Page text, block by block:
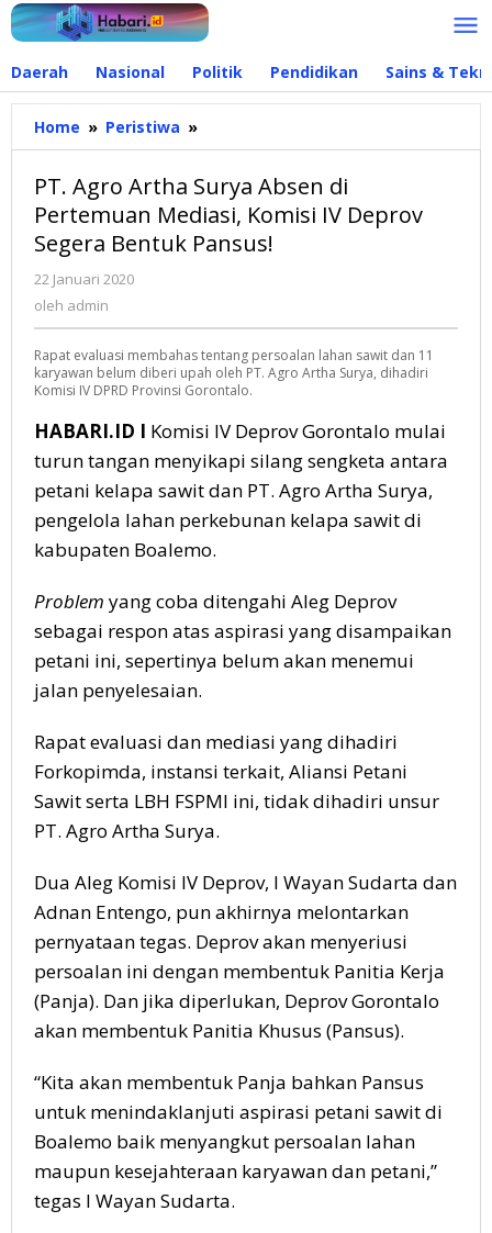
Lewati
ke
Daerah Nasional Politik Pendidikan Sains &
Home » Peristiwa »
Agro
Surya
Absen
di
IV
Deprov
Segera
Pansus!
PT. Agro Artha Surya Absen di
Pertemuan Mediasi, Komisi IV Deprov
Segera Bentuk Pansus!
22 Januari 2020
oleh admin
Rapat evaluasi membahas tentang persoalan lahan sawit dan 11
karyawan belum diberi upah oleh PT. Agro Artha Surya, dihadiri
Komisi IV DPRD Provinsi Gorontalo.
HABARI.ID I Komisi IV Deprov Gorontalo mulai
turun tangan menyikapi silang sengketa antara
petani kelapa sawit dan PT. Agro Artha Surya,
pengelola lahan perkebunan kelapa sawit di
kabupaten Boalemo.
Problem yang coba ditengahi Aleg Deprov
sebagai respon atas aspirasi yang disampaikan
petani ini, sepertinya belum akan menemui
jalan penyelesaian.
Rapat evaluasi dan mediasi yang dihadiri
Forkopimda, instansi terkait, Aliansi Petani
Sawit serta LBH FSPMI ini, tidak dihadiri unsur
PT. Agro Artha Surya.
Dua Aleg Komisi IV Deprov, I Wayan Sudarta dan
Adnan Entengo, pun akhirnya melontarkan
pernyataan tegas. Deprov akan menyeriusi
persoalan ini dengan membentuk Panitia Kerja
(Panja). Dan jika diperlukan, Deprov Gorontalo
akan membentuk Panitia Khusus (Pansus).
“Kita akan membentuk Panja bahkan Pansus
untuk menindaklanjuti aspirasi petani sawit di
Boalemo baik menyangkut persoalan lahan
maupun kesejahteraan karyawan dan petani,”
tegas I Wayan Sudarta.